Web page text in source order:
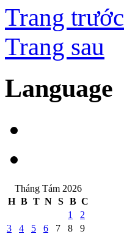
Trang trước
Trang sau
Language
Tháng Tám 2026
H B T N S B C
1
2
3
4 5 6 7 8
9